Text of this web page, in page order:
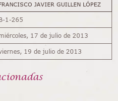
JAVIER GUILLEN LÓPEZ
1-265
17 de julio de 2013
19 de julio de 2013